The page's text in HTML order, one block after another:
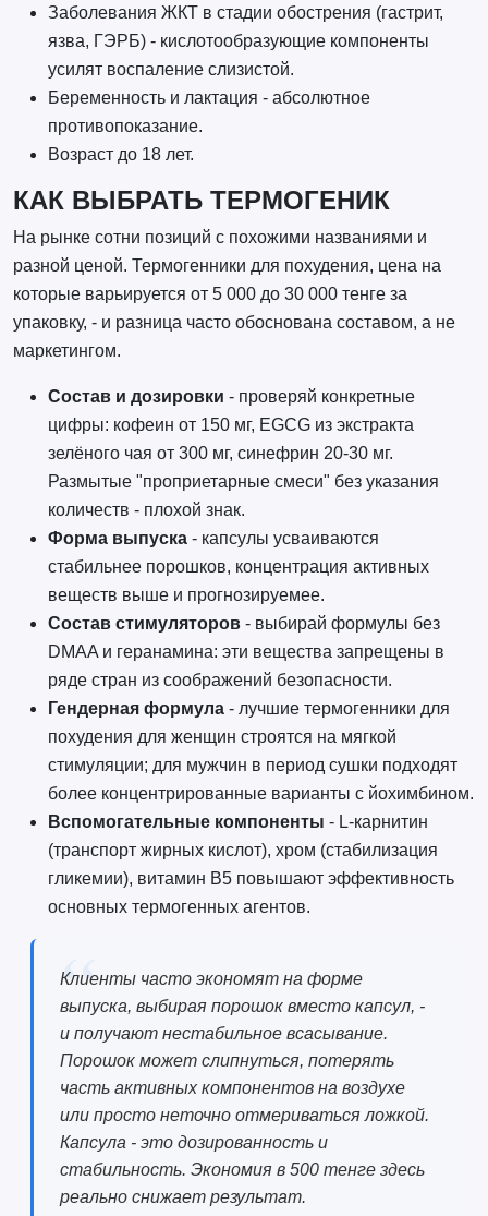
Заболевания ЖКТ в стадии обострения (гастрит,
язва, ГЭРБ) - кислотообразующие компоненты
усилят воспаление слизистой.
Беременность и лактация - абсолютное
противопоказание.
Возраст до 18 лет.
КАК ВЫБРАТЬ ТЕРМОГЕНИК
На рынке сотни позиций с похожими названиями и
разной ценой. Термогенники для похудения, цена на
которые варьируется от 5 000 до 30 000 тенге за
упаковку, - и разница часто обоснована составом, а не
маркетингом.
Состав и дозировки - проверяй конкретные
цифры: кофеин от 150 мг, EGCG из экстракта
зелёного чая от 300 мг, синефрин 20-30 мг.
Размытые "проприетарные смеси" без указания
количеств - плохой знак.
Форма выпуска- капсулы усваиваются
стабильнее порошков, концентрация активных
веществ выше и прогнозируемее.
Состав стимуляторов- выбирай формулы без
DMAA и геранамина: эти вещества запрещены в
ряде стран из соображений безопасности.
Гендерная формула- лучшие термогенники для
похудения для женщин строятся на мягкой
стимуляции; для мужчин в период сушки подходят
более концентрированные варианты с йохимбином.
Вспомогательные компоненты - L-карнитин
(транспорт жирных кислот), хром (стабилизация
гликемии), витамин B5 повышают эффективность
основных термогенных агентов.
Клиенты часто экономят на форме
выпуска, выбирая порошок вместо капсул, -
и получают нестабильное всасывание.
Порошок может слипнуться, потерять
часть активных компонентов на воздухе
или просто неточно отмериваться ложкой.
Капсула - это дозированность и
стабильность. Экономия в 500 тенге здесь
реально снижает результат.